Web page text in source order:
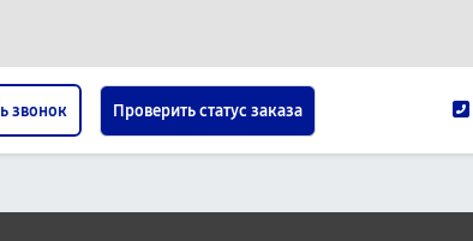
звонок Проверить статус заказа